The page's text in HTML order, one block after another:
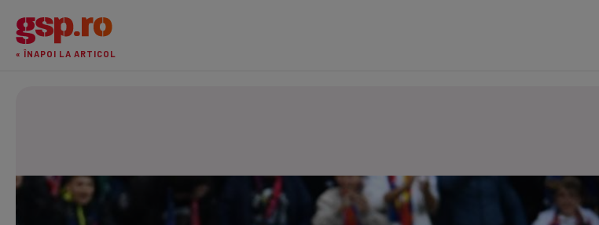
« ÎNAPOI LA ARTICOL